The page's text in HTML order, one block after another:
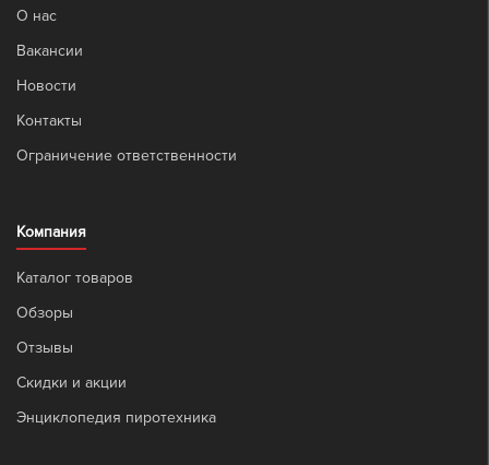
О нас
Вакансии
Новости
Контакты
Ограничение ответственности
Компания
Каталог товаров
Обзоры
Отзывы
Скидки и акции
Энциклопедия пиротехника